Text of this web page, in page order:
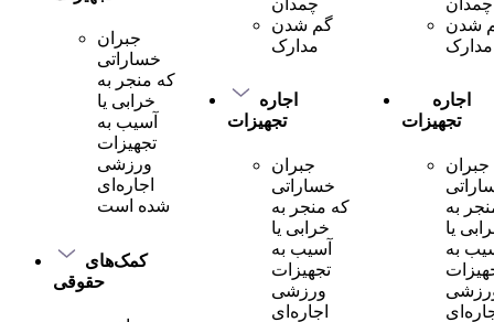
جبران
خساراتی
که منجر به
خرابی یا
آسیب به
تجهیزات
ورزشی
اجاره‌ای
شده است
کمک‌های
حقوقی
چمدان
گم شدن
مدارک
اجاره
تجهیزات
جبران
خساراتی
که منجر به
خرابی یا
آسیب به
تجهیزات
ورزشی
اجاره‌ای
چمدان
شدن
مدارک
اجاره
تجهیزات
جبران
به
یا
به